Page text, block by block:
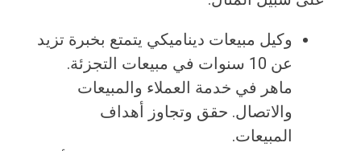
وكيل مبيعات ديناميكي يتمتع بخبرة تزيد
عن 10 سنوات في مبيعات التجزئة.
ماهر في خدمة العملاء والمبيعات
والاتصال. حقق وتجاوز أهداف
المبيعات.